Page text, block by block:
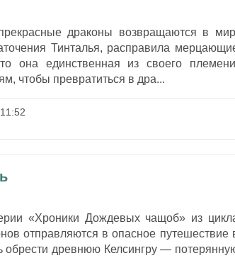
драконы возвращаются в
Тинталья, расправила
она единственная из своего
чтобы превратиться в дра...
«Хроники Дождевых чащоб» из
отправляются в опасное путешествие
древнюю Келсингру —